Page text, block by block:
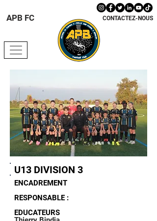
CONTACTEZ-NOUS
APB FC
U13 DIVISION 3
ENCADREMENT
RESPONSABLE :
EDUCATEURS